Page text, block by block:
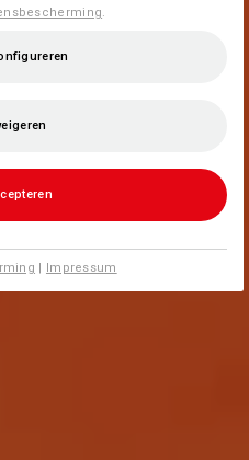
.
| Impressum